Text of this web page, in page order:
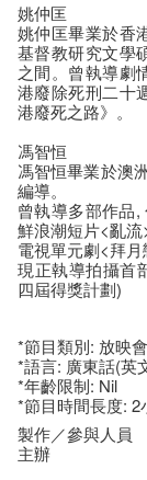
姚仲匡
姚仲匡畢業於香
基督教研究文學
之間。曾執導劇
港廢除死刑二十
港廢死之路》。
馮智恒
馮智恒畢業於澳
編導。
曾執導多部作品
鮮浪潮短片<亂流
電視單元劇<拜
現正執導拍攝首
四屆得獎計劃)
*節目類別: 放映會
*語言: 廣東話(英
*年齡限制: Nil
*節目時間長度: 2
製作／參與人員
主辦